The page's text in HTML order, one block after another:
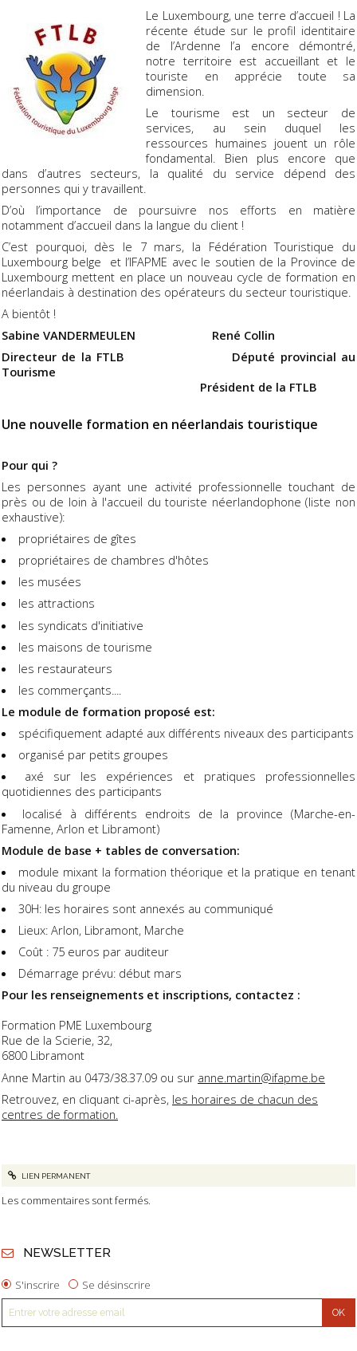
Le Luxembourg, une terre d’accueil ! La
récente étude sur le profil identitaire
de l’Ardenne l’a encore démontré,
notre territoire est accueillant et le
touriste en apprécie toute sa
dimension.
Le tourisme est un secteur de
services, au sein duquel les
ressources humaines jouent un rôle
fondamental. Bien plus encore que
dans d’autres secteurs, la qualité du service dépend des
personnes qui y travaillent.
D’où l’importance de poursuivre nos efforts en matière
notamment d’accueil dans la langue du client !
C’est pourquoi, dès le 7 mars, la Fédération Touristique du
Luxembourg belge et l’IFAPME avec le soutien de la Province de
Luxembourg mettent en place un nouveau cycle de formation en
néerlandais à destination des opérateurs du secteur touristique.
A bientôt !
Sabine VANDERMEULEN René Collin
Directeur de la FTLB Député provincial au
Tourisme
Président de la FTLB
Une nouvelle formation en néerlandais touristique
Pour qui ?
Les personnes ayant une activité professionnelle touchant de
près ou de loin à l'accueil du touriste néerlandophone (liste non
exhaustive):
propriétaires de gîtes
propriétaires de chambres d'hôtes
les musées
les attractions
les syndicats d'initiative
les maisons de tourisme
les restaurateurs
les commerçants....
Le module de formation proposé est:
spécifiquement adapté aux différents niveaux des participants
organisé par petits groupes
axé sur les expériences et pratiques professionnelles
quotidiennes des participants
localisé à différents endroits de la province (Marche-en-
Famenne, Arlon et Libramont)
Module de base + tables de conversation:
module mixant la formation théorique et la pratique en tenant
du niveau du groupe
30H: les horaires sont annexés au communiqué
Lieux: Arlon, Libramont, Marche
Coût : 75 euros par auditeur
Démarrage prévu: début mars
Pour les renseignements et inscriptions, contactez :
Formation PME Luxembourg
Rue de la Scierie, 32,
6800 Libramont
Anne Martin au 0473/38.37.09 ou sur anne.martin@ifapme.be
Retrouvez, en cliquant ci-après, les horaires de chacun des
centres de formation.
LIEN PERMANENT
Les commentaires sont fermés.
NEWSLETTER
S'inscrire Se désinscrire